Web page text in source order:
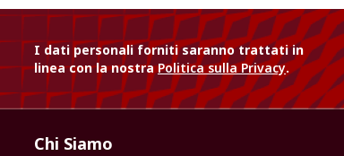
I dati personali forniti saranno trattati in
linea con la nostraPolitica sulla Privacy.
Chi Siamo